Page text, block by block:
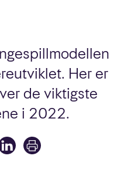
Her er
de viktigste
i 2022.